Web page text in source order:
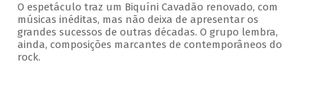
O espetáculo traz um Biquíni Cavadão renovado, com
músicas inéditas, mas não deixa de apresentar os
grandes sucessos de outras décadas. O grupo lembra,
ainda, composições marcantes de contemporâneos do
rock.